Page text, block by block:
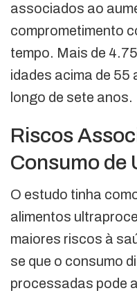
associados ao
comprometimento
tempo. Mais de
idades acima de
longo de sete anos.
Riscos
Consumo de
O estudo tinha
alimentos
maiores riscos à
se que o consumo
processadas pode